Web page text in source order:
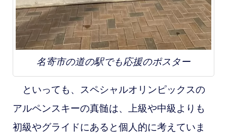
名寄市の道の駅でも応援のポスター
といっても、スペシャルオリンピックスの
アルペンスキーの真髄は、上級や中級よりも
初級やグライドにあると個人的に考えていま